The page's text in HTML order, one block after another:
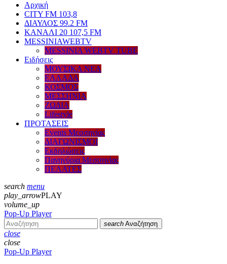
Αρχική
CITY FM 103,8
ΔΙΑΥΛΟΣ 99.2 FM
ΚΑΝΑΛΙ 20 107,5 FM
MESSINIAWEBTV
MESSINIA WEBTV TUBE
Eιδήσεις
ΜΟΥΣΙΚΑ ΝΕΑ
ΕΛΛΑΔΑ
ΚΟΣΜΟΣ
ΜΕΣΣΗΝΙΑ
ΖΩΔΙΑ
Lifestyle
ΠΡΟΤΑΣΕΙΣ
Events Μεσσηνίας
ΔΙΑΓΩΝΙΣΜΟΙ
Εκδηλώσεις
Πανηγύρια Μεσσηνίας
ΠΕΛΑΤΕΣ
search menu
play_arrowPLAY
volume_up
Pop-Up Player
search Αναζήτηση
close
close
Pop-Up Player